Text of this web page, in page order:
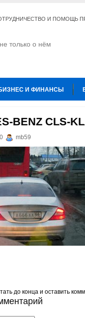
И ПОМОЩЬ
только о нём
И ФИНАНСЫ
BENZ CLS-
mb59
до конца и оставить